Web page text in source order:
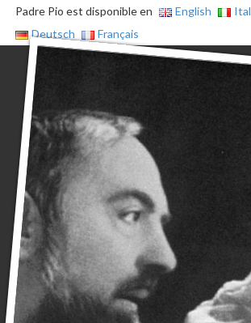
Padre Pio est disponible en English
Deutsch
Français